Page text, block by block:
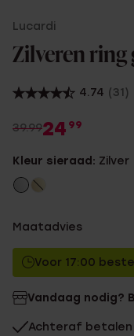
Lucardi
Zilveren
4.74 (31)
39.9924 99
Kleur sieraad: Zilver
Maatadvies
Voor 17:00
Vandaag nodig?
Achteraf betalen